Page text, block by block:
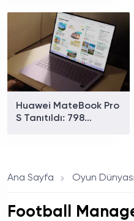
Huawei MateBook Pro
S Tanıtıldı: 798
Ana Sayfa
Oyun Dünyası
Football